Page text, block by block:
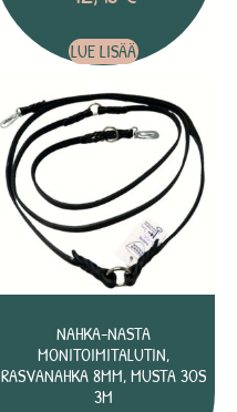
LUE LISÄÄ
NAHKA-NASTA
MONITOIMITALUTIN,
RASVANAHKA 8MM, MUSTA 3OS
3M